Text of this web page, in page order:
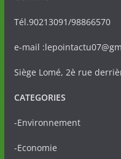
Tél.90213091/98866570
e-mail
Siège Lomé, 2è rue
CATEGORIES
-Environnement
-Economie